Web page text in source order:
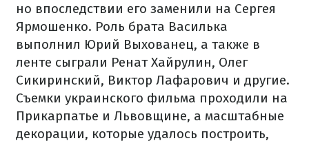
но впоследствии его заменили на Сергея
Ярмошенко. Роль брата Василька
выполнил Юрий Выхованец, а также в
ленте сыграли Ренат Хайрулин, Олег
Сикиринский, Виктор Лафарович и другие.
Съемки украинского фильма проходили на
Прикарпатье и Львовщине, а масштабные
декорации, которые удалось построить,